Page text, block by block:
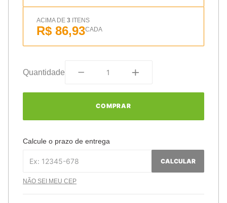
ACIMA DE 3 ITENS
R$ 86,93CADA
Quantidade
COMPRAR
Calcule o prazo de entrega
CALCULAR
NÃO SEI MEU CEP